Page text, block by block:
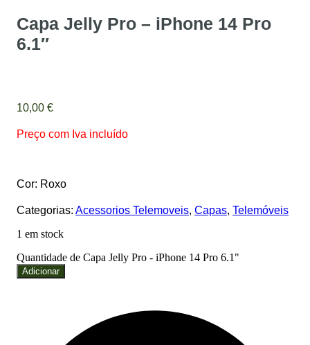
Capa Jelly Pro – iPhone 14 Pro
6.1″
10,00 €
Preço com Iva incluído
Cor: Roxo
Categorias: Acessorios Telemoveis, Capas, Telemóveis
1 em stock
Quantidade de Capa Jelly Pro - iPhone 14 Pro 6.1"
Adicionar